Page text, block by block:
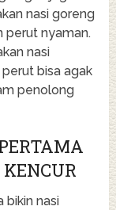
nasi goreng
perut nyaman.
nasi
bisa agak
penolong
bikin nasi